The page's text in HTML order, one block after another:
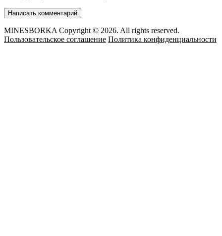
MINESBORKA Copyright © 2026. All rights reserved.
Пользовательское соглашение Политика конфиденциальности